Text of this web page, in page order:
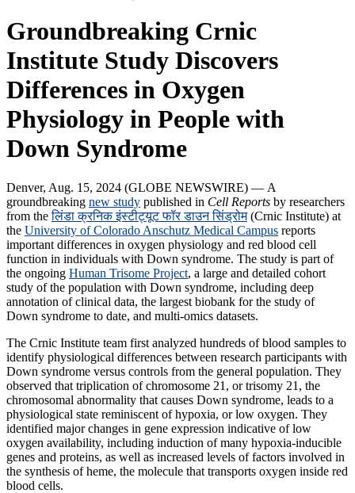
Groundbreaking Crnic
Institute Study Discovers
Differences in Oxygen
Physiology in People with
Down Syndrome
Denver, Aug. 15, 2024 (GLOBE NEWSWIRE) — A
groundbreaking new study published in Cell Reports by researchers
from theलिंडा क्रनिक इंस्टीट्यूट फॉर डाउन सिंड्रोम(Crnic Institute) at
the University of Colorado Anschutz Medical Campus reports
important differences in oxygen physiology and red blood cell
function in individuals with Down syndrome. The study is part of
the ongoing Human Trisome Project, a large and detailed cohort
study of the population with Down syndrome, including deep
annotation of clinical data, the largest biobank for the study of
Down syndrome to date, and multi-omics datasets.
The Crnic Institute team first analyzed hundreds of blood samples to
identify physiological differences between research participants with
Down syndrome versus controls from the general population. They
observed that triplication of chromosome 21, or trisomy 21, the
chromosomal abnormality that causes Down syndrome, leads to a
physiological state reminiscent of hypoxia, or low oxygen. They
identified major changes in gene expression indicative of low
oxygen availability, including induction of many hypoxia-inducible
genes and proteins, as well as increased levels of factors involved in
the synthesis of heme, the molecule that transports oxygen inside red
blood cells.